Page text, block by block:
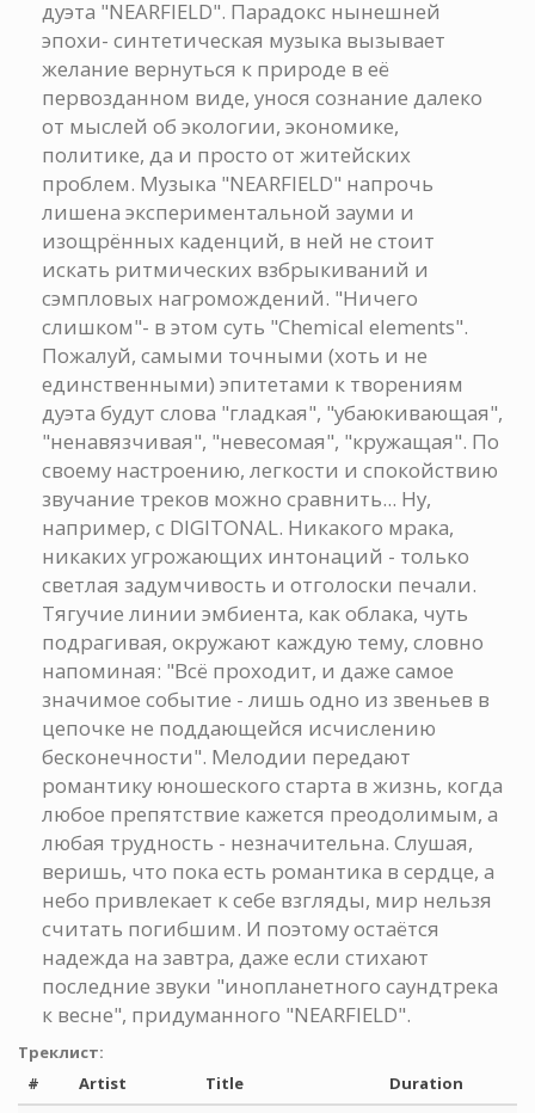
дуэта "NEARFIELD". Парадокс нынешней
эпохи- синтетическая музыка вызывает
желание вернуться к природе в её
первозданном виде, унося сознание далеко
от мыслей об экологии, экономике,
политике, да и просто от житейских
проблем. Музыка "NEARFIELD" напрочь
лишена экспериментальной зауми и
изощрённых каденций, в ней не стоит
искать ритмических взбрыкиваний и
сэмпловых нагромождений. "Ничего
слишком"- в этом суть "Chemical elements".
Пожалуй, самыми точными (хоть и не
единственными) эпитетами к творениям
дуэта будут слова "гладкая", "убаюкивающая",
"ненавязчивая", "невесомая", "кружащая". По
своему настроению, легкости и спокойствию
звучание треков можно сравнить... Ну,
например, с DIGITONAL. Никакого мрака,
никаких угрожающих интонаций - только
светлая задумчивость и отголоски печали.
Тягучие линии эмбиента, как облака, чуть
подрагивая, окружают каждую тему, словно
напоминая: "Всё проходит, и даже самое
значимое событие - лишь одно из звеньев в
цепочке не поддающейся исчислению
бесконечности". Мелодии передают
романтику юношеского старта в жизнь, когда
любое препятствие кажется преодолимым, а
любая трудность - незначительна. Слушая,
веришь, что пока есть романтика в сердце, а
небо привлекает к себе взгляды, мир нельзя
считать погибшим. И поэтому остаётся
надежда на завтра, даже если стихают
последние звуки "инопланетного саундтрека
к весне", придуманного "NEARFIELD".
Треклист:
#
Artist Title Duration